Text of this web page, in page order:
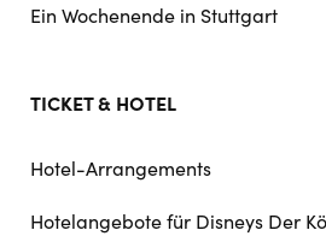
Ein Wochenende in Stuttgart
TICKET & HOTEL
Hotel-Arrangements
Hotelangebote für Disneys Der